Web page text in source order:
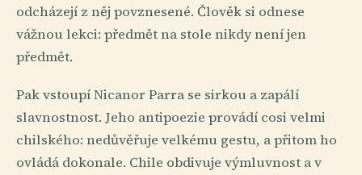
odcházejí z něj povznesené. Člověk si odnese
vážnou lekci: předmět na stole nikdy není jen
předmět.
Pak vstoupí Nicanor Parra se sirkou a zapálí
slavnostnost. Jeho antipoezie provádí cosi velmi
chilského: nedůvěřuje velkému gestu, a přitom ho
ovládá dokonale. Chile obdivuje výmluvnost a v